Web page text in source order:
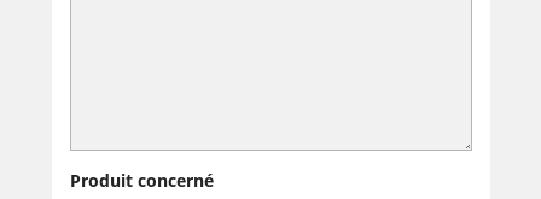
Produit concerné